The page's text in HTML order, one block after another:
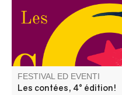
FESTIVAL ED EVENTI
Les contées, 4° édition!